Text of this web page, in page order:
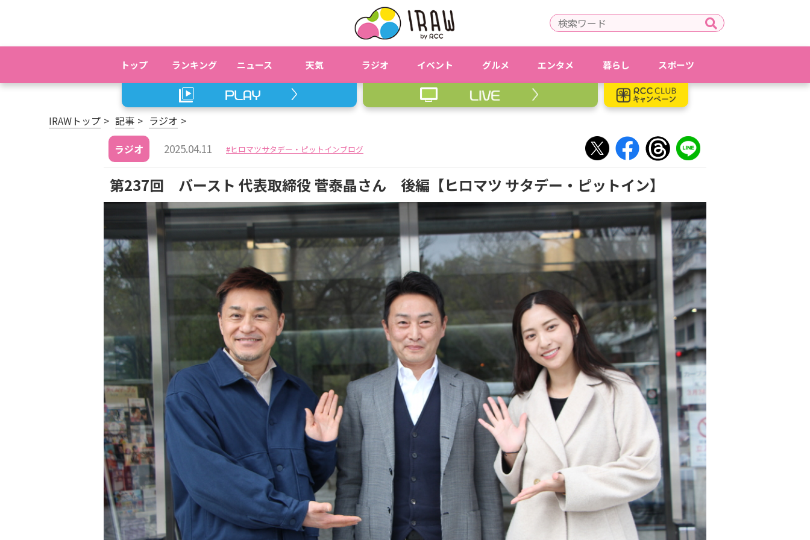
トップ ランキング ニュース 天気 ラジオ イベント グルメ エンタメ 暮らし スポーツ
IRAWトップ 記事
ラジオ
ラジオ
2025.04.11 ヒロマツサタデー・ピットインブログ
第237回 バースト 代表取締役 菅泰晶さん 後編【ヒロマツ サタデー・ピットイン】